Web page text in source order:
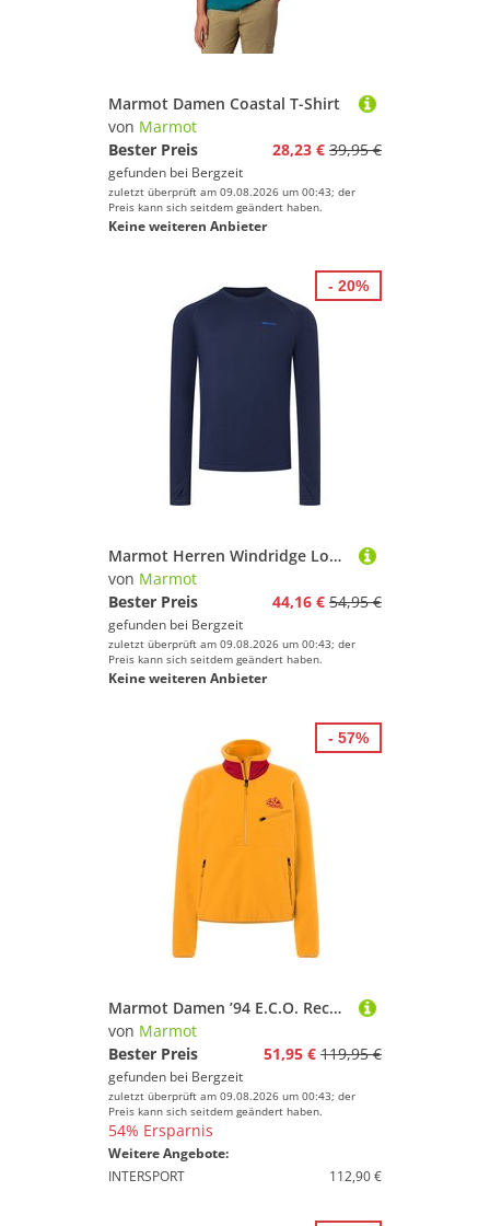
Marmot Damen Coastal T-Shirt
von Marmot
Bester Preis
28,23 € 39,95 €
gefunden bei Bergzeit
zuletzt überprüft am 09.08.2026 um 00:43; der
Preis kann sich seitdem geändert haben.
Keine weiteren Anbieter
Marmot Herren Windridge Longsleeve
von Marmot
Bester Preis
44,16 € 54,95 €
gefunden bei Bergzeit
zuletzt überprüft am 09.08.2026 um 00:43; der
Preis kann sich seitdem geändert haben.
Keine weiteren Anbieter
- 20%
Marmot Damen ’94 E.C.O. Recycled Fleece Pullover
von Marmot
Bester Preis
51,95 € 119,95 €
gefunden bei Bergzeit
zuletzt überprüft am 09.08.2026 um 00:43; der
Preis kann sich seitdem geändert haben.
54% Ersparnis
Weitere Angebote:
INTERSPORT
112,90 €
- 57%